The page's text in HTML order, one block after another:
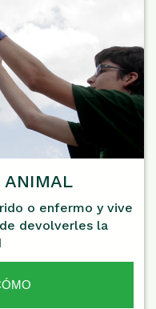
ANIMAL
o enfermo y vive
devolverles la